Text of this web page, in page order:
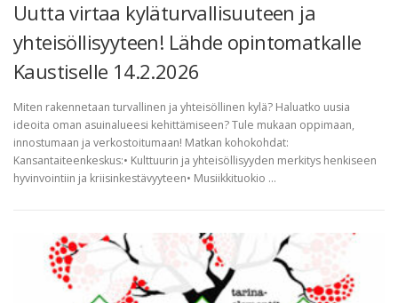
Uutta virtaa kyläturvallisuuteen ja
yhteisöllisyyteen! Lähde opintomatkalle
Kaustiselle 14.2.2026
Miten rakennetaan turvallinen ja yhteisöllinen kylä? Haluatko uusia
ideoita oman asuinalueesi kehittämiseen? Tule mukaan oppimaan,
innostumaan ja verkostoitumaan! Matkan kohokohdat:
Kansantaiteenkeskus:• Kulttuurin ja yhteisöllisyyden merkitys henkiseen
hyvinvointiin ja kriisinkestävyyteen• Musiikkituokio …